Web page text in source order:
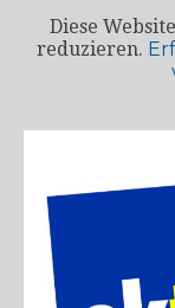
Diese
reduzieren.